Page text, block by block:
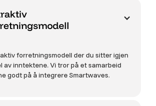
forretningsmodell der du sitter igjen
av inntektene. Vi tror på et samarbeid
godt på å integrere Smartwaves.